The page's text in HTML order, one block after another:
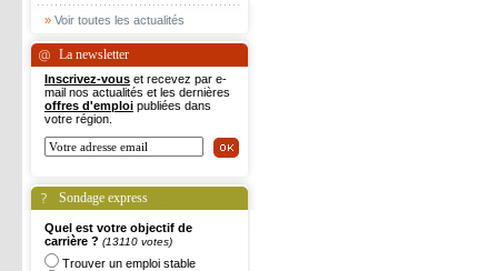
» Voir toutes les actualités
La newsletter
Inscrivez-vous et recevez par e-
mail nos actualités et les dernières
offres d'emploi publiées dans
votre région.
Sondage express
Quel est votre objectif de
carrière ? (13110 votes)
Trouver un emploi stable